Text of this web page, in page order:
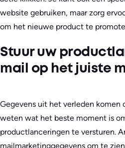
website gebruiken, maar zorg
om het nieuwe product te
Stuur uw
mail op het juiste
Gegevens uit het verleden komen
weten wat het beste moment is
productlanceringen te versturen.
mailmarketinggegevens om te